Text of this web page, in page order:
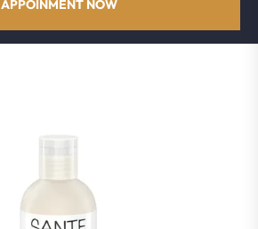
APPOINMENT NOW